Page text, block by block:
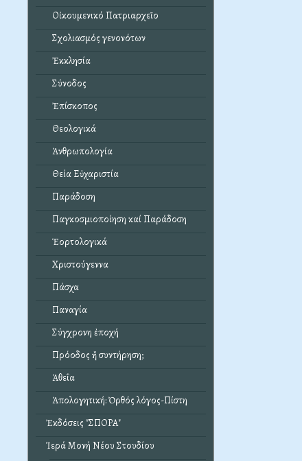
Οἰκουμενικό Πατριαρχεῖο
Σχολιασμός γενονότων
Ἐκκλησία
Σύνοδος
Ἐπίσκοπος
Θεολογικά
Ἀνθρωπολογία
Θεία Εὐχαριστία
Παράδοση
Παγκοσμιοποίηση καί Παράδοση
Ἑορτολογικά
Χριστούγεννα
Πάσχα
Παναγία
Σύγχρονη ἐποχή
Πρόοδος ἤ συντήρηση;
Ἀθεΐα
Ἀπολογητική: Ὀρθός λόγος-Πίστη
Ἐκδόσεις "ΣΠΟΡΑ"
Ἱερά Μονή Νέου Στουδίου